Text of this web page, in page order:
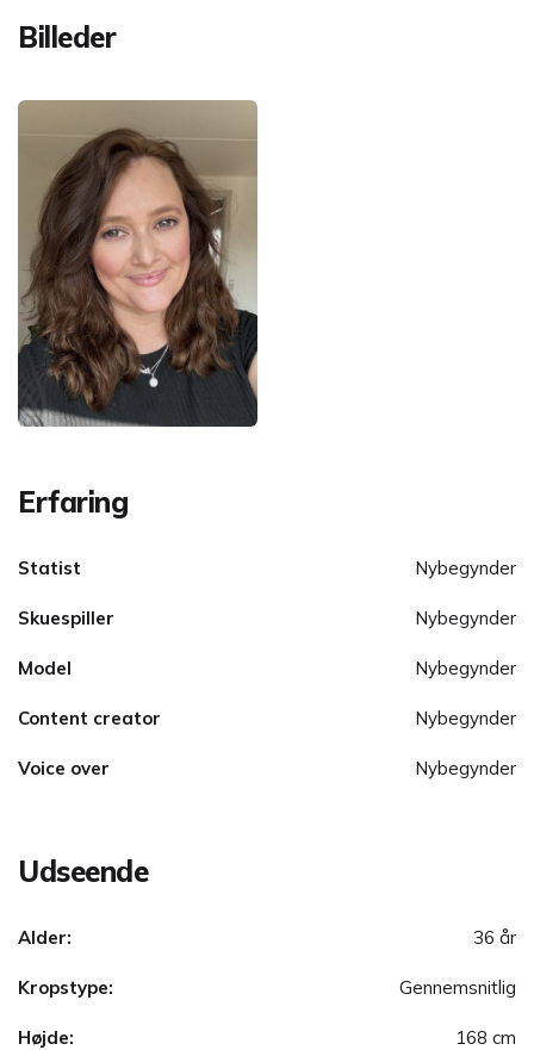
Billeder
Erfaring
Statist Nybegynder
Skuespiller Nybegynder
Model Nybegynder
Content creator Nybegynder
Voice over Nybegynder
Udseende
Alder: 36 år
Kropstype: Gennemsnitlig
Højde: 168 cm